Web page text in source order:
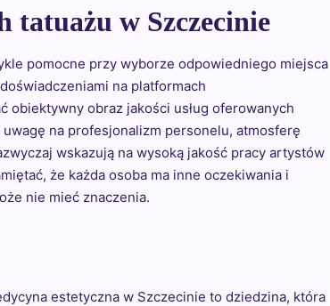
tatuażu w Szczecinie
pomocne przy wyborze odpowiedniego miejsca
na platformach
obiektywny obraz jakości usług oferowanych
na profesjonalizm personelu, atmosferę
wskazują na wysoką jakość pracy artystów
że każda osoba ma inne oczekiwania i
nie mieć znaczenia.
estetyczna w Szczecinie to dziedzina, która